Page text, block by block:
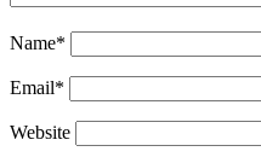
Name*
Email*
Website